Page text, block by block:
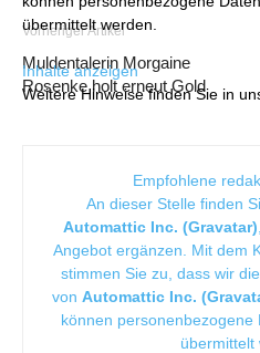
übermittelt werden.
Inhalte anzeigen
Weitere Hinweise finden Sie in
Vorheriger Artikel
Muldentalerin Morgaine
Rosenke holt erneut Gold
Empfohlene
An dieser Stelle finden
Automattic Inc. (Gravatar)
Angebot ergänzen. Mit dem
stimmen Sie zu, dass wir
von Automattic Inc.
können
übermittelt